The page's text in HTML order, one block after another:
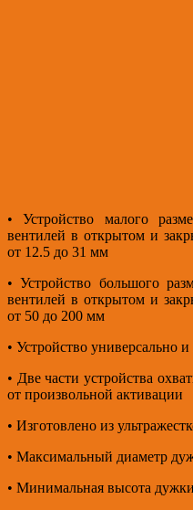
• Устройство малого
вентилей в открытом и
от 12.5 до 31 мм
• Устройство большого
вентилей в открытом и
от 50 до 200 мм
• Устройство универсально
• Две части устройства
от произвольной активации
• Изготовлено из
• Максимальный диаметр
• Минимальная высота